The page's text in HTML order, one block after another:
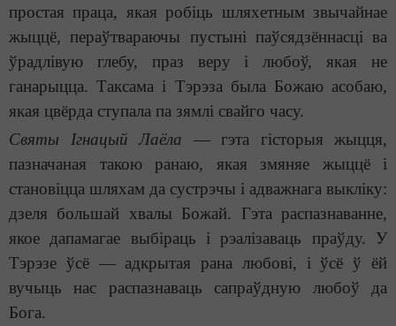
простая праца, якая робіць шляхетным звычайнае
жыццё, пераўтвараючы пустыні паўсядзённасці ва
ўрадлівую глебу, праз веру і любоў, якая не
ганарыцца. Таксама і Тэрэза была Божаю асобаю,
якая цвёрда ступала па зямлі свайго часу.
Святы Ігнацый Лаёла — гэта гісторыя жыцця,
пазначаная такою ранаю, якая змяняе жыццё і
становіцца шляхам да сустрэчы і адважнага выкліку:
дзеля большай хвалы Божай. Гэта распазнаванне,
якое дапамагае выбіраць і рэалізаваць праўду. У
Тэрэзе ўсё — адкрытая рана любові, і ўсё ў ёй
вучыць нас распазнаваць сапраўдную любоў да
Бога.